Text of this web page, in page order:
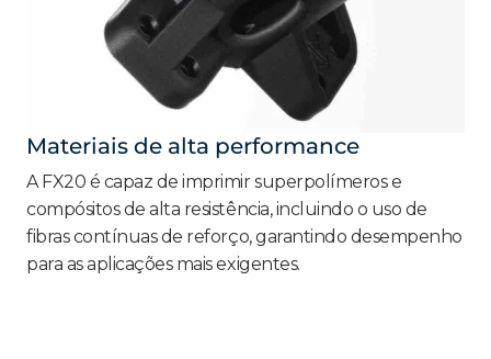
Materiais de alta performance
A FX20 é capaz de imprimir superpolímeros e
compósitos de alta resistência, incluindo o uso de
fibras contínuas de reforço, garantindo desempenho
para as aplicações mais exigentes.